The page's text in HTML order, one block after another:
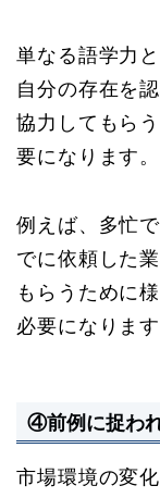
単なる語学力
自分の存在を
協力してもら
要になります。
例えば、多忙
でに依頼した
もらうために
必要になります
④前例に捉わ
市場環境の変